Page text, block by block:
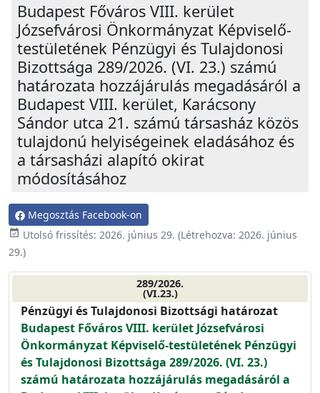
Budapest Főváros VIII. kerület
Józsefvárosi Önkormányzat Képviselő-
testületének Pénzügyi és Tulajdonosi
Bizottsága 289/2026. (VI. 23.) számú
határozata hozzájárulás megadásáról a
Budapest VIII. kerület, Karácsony
Sándor utca 21. számú társasház közös
tulajdonú helyiségeinek eladásához és
a társasházi alapító okirat
módosításához
Megosztás Facebook-on
event_available Utolsó frissítés: 2026. június 29. (Létrehozva: 2026. június
29.)
289/2026.
(VI.23.)
Pénzügyi és Tulajdonosi Bizottsági határozat
Budapest Főváros VIII. kerület Józsefvárosi
Önkormányzat Képviselő-testületének Pénzügyi
és Tulajdonosi Bizottsága 289/2026. (VI. 23.)
számú határozata hozzájárulás megadásáról a